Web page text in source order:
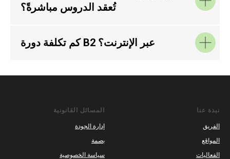
تُعقد الدروس مباشرةً؟
كم تكلفة دورة B2 عبر الإنترنت؟
المسائل القانونية
إدارة الجودة
بصمة
سياسة الخصوصية
نبذة عنا
الفريق
المواقع
الفعاليات